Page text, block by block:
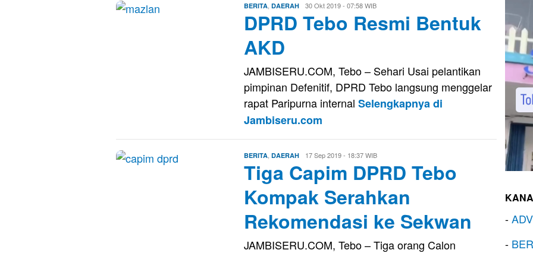
BERITA DAERAH Eri
Saputra
30 Okt 2019 - 07:58 WIB
DPRD Tebo Resmi Bentuk
AKD
JAMBISERU.COM, Tebo – Sehari Usai pelantikan
pimpinan Defenitif, DPRD Tebo langsung menggelar
rapat Paripurna internal Selengkapnya di
Jambiseru.com
BERITA DAERAH Eri17 Sep 2019 - 18:37 WIB
Tiga Capim DPRD Tebo
Kompak Serahkan
Rekomendasi ke Sekwan
JAMBISERU.COM, Tebo – Tiga orang Calon
-
-